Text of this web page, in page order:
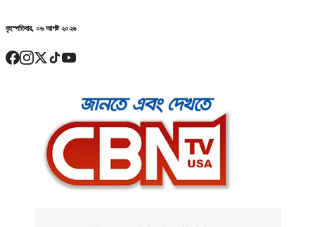
বৃহস্পতিবার, ০৬ আগষ্ট ২০২৬